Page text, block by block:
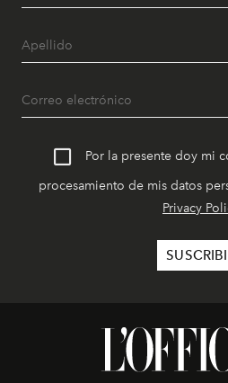
Por la presente doy mi
procesamiento de mis datos
Privacy